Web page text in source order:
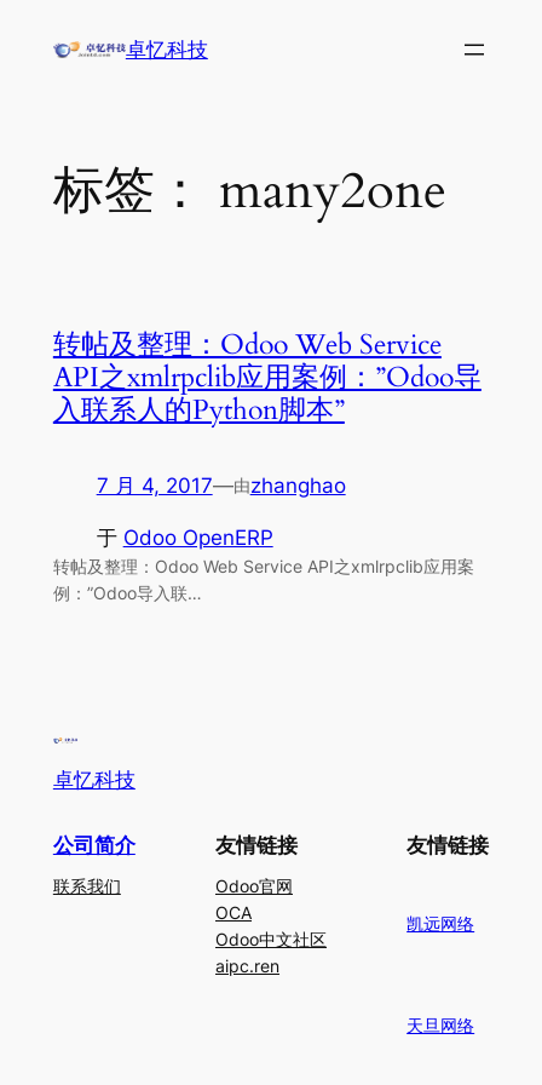
卓忆科技
标签： many2one
转帖及整理：Odoo Web Service
API之xmlrpclib应用案例：”Odoo导
入联系人的Python脚本”
7 月 4, 2017—由zhanghao
于 Odoo OpenERP
转帖及整理：Odoo Web Service API之xmlrpclib应用案
例：”Odoo导入联…
卓忆科技
公司简介
联系我们
友情链接
Odoo官网
OCA
Odoo中文社区
aipc.ren
友情链接
凯远网络
天旦网络